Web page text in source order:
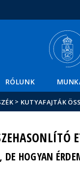
RÓLUNK
> KUTYAFAJTÁK
HOGYAN